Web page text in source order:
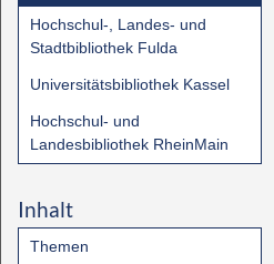
Hochschul-, Landes- und
Stadtbibliothek Fulda
Universitätsbibliothek Kassel
Hochschul- und
Landesbibliothek RheinMain
Inhalt
Themen